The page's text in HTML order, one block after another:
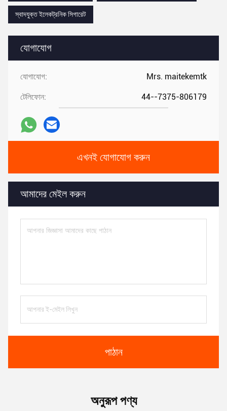
যোগাযোগ
যোগাযোগ: Mrs. maitekemtk
টেলিফোন: 44--7375-806179
এখনই যোগাযোগ করুন
আমাদের মেইল করুন
পাঠান
স্বাদযুক্ত ইলেকট্রনিক সিগারেট
অনুরূপ পণ্য